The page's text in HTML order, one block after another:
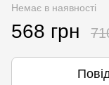
Немає в наявності
568 грн